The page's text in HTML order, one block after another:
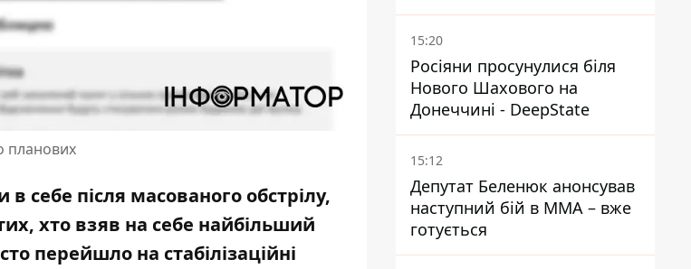
планових
себе після масованого обстрілу,
хто взяв на себе найбільший
перейшло на стабілізаційні
15:20
Росіяни просунулися біля
Нового Шахового на
Донеччині - DeepState
15:12
Депутат Беленюк анонсував
наступний бій в ММА – вже
готується